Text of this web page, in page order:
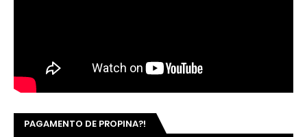
PAGAMENTO DE PROPINA?!